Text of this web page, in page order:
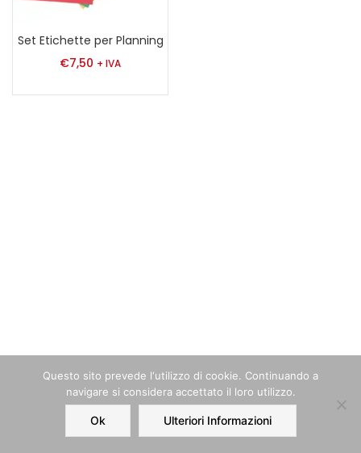
Home Order Account
Set Etichette per Planning
€7,50 + IVA
Questo sito prevede l‘utilizzo di cookie. Continuando a
navigare si considera accettato il loro utilizzo.
Ok Ulteriori Informazioni